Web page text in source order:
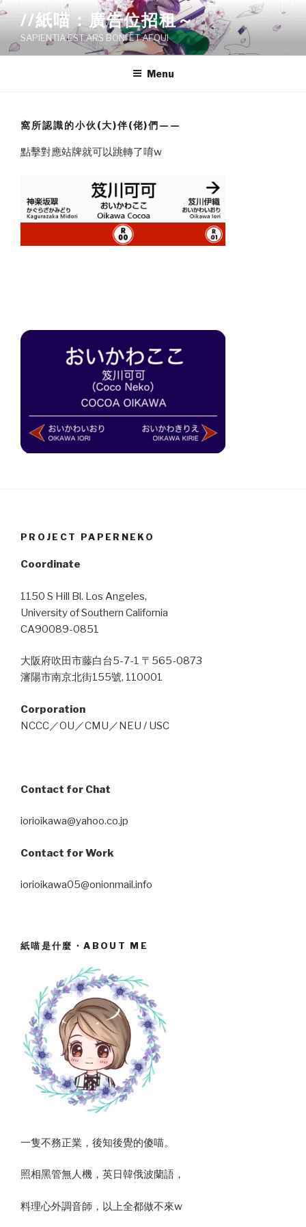
Skip
content
//紙喵：廣告位招租～
SAPIENTIA EST ARS BONI ET AEQUI
Menu
窩所認識的小伙(大)伴(佬)們——
點擊對應站牌就可以跳轉了唷w
PROJECT PAPERNEKO
Coordinate
1150 S Hill Bl. Los Angeles,
University of Southern California
CA90089-0851
大阪府吹田市藤白台5-7-1 〒565-0873
瀋陽市南京北街155號, 110001
Corporation
NCCC／OU／CMU／NEU / USC
Contact for Chat
iorioikawa@yahoo.co.jp
Contact for Work
iorioikawa05@onionmail.info
紙喵是什麼・ABOUT ME
一隻不務正業，後知後覺的傻喵。
照相黑管無人機，英日韓俄波蘭語，
料理心外調音師，以上全都做不來w